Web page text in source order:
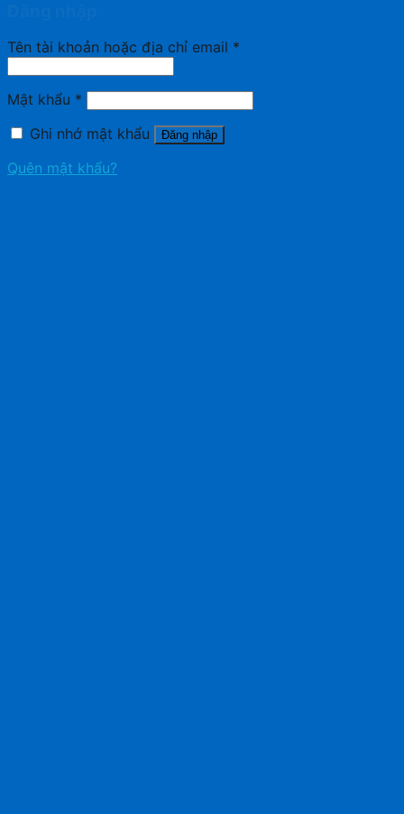
Tên tài khoản hoặc địa chỉ email *
Mật khẩu *
Ghi nhớ mật khẩu
Đăng nhập
Quên mật khẩu?